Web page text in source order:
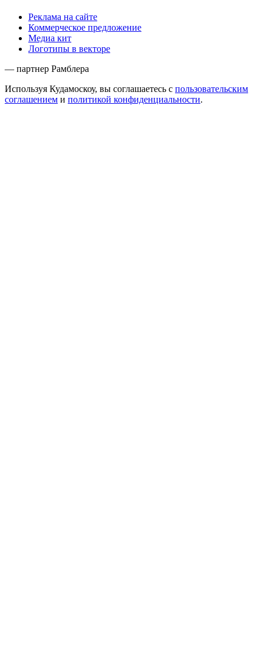
Реклама на сайте
Коммерческое предложение
Медиа кит
Логотипы в векторе
— партнер Рамблера
Используя Кудамоскоу, вы соглашаетесь с пользовательским
соглашением и политикой конфиденциальности.